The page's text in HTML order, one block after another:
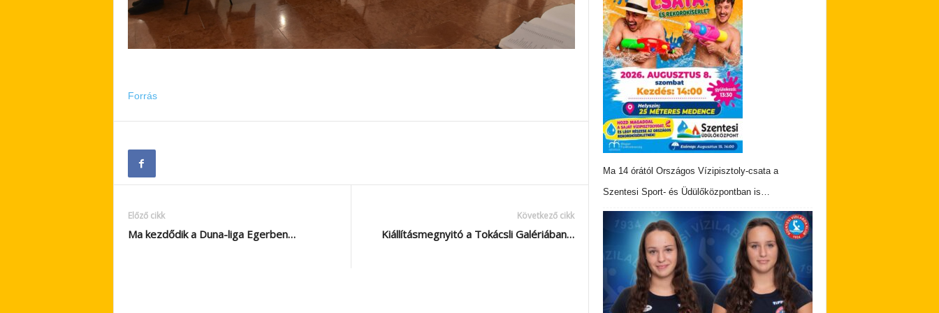
Forrás
Előző cikk
Ma kezdődik a Duna-liga Egerben…
Következő cikk
Kiállításmegnyitó a Tokácsli Galériában…
Ma 14 órától Országos Vízipisztoly-csata a
Szentesi Sport- és Üdülőközpontban is…